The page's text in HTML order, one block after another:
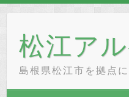
content松江ア
島根県松江市を拠点